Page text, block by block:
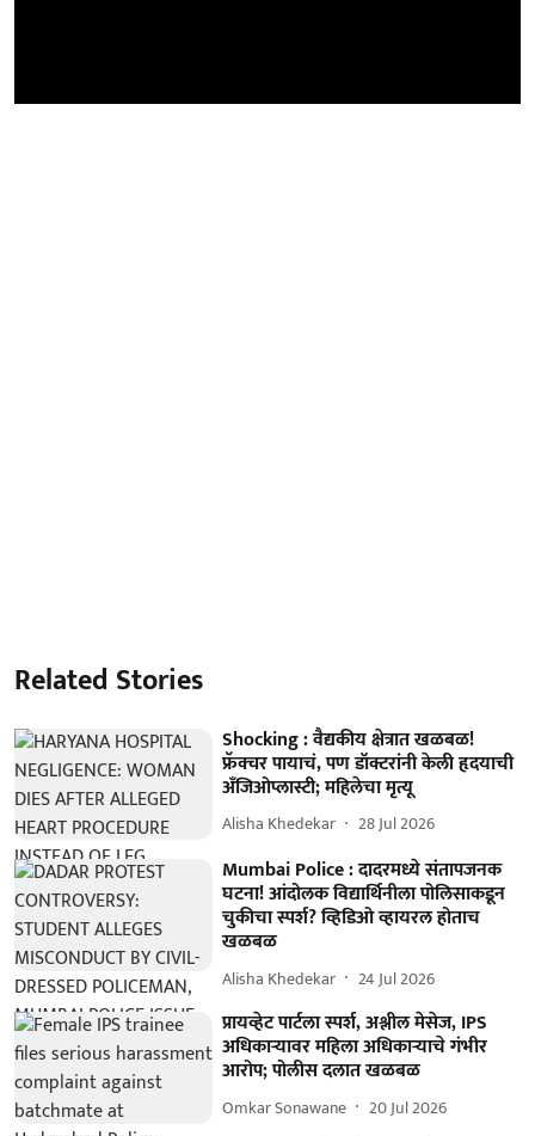
Related Stories
Shocking : वैद्यकीय क्षेत्रात खळबळ!
फ्रॅक्चर पायाचं, पण डॉक्टरांनी केली हृदयाची
अँजिओप्लास्टी; महिलेचा मृत्यू
Alisha Khedekar 28 Jul 2026
Mumbai Police : दादरमध्ये संतापजनक
घटना! आंदोलक विद्यार्थिनीला पोलिसाकडून
चुकीचा स्पर्श? व्हिडिओ व्हायरल होताच
खळबळ
Alisha Khedekar 24 Jul 2026
प्रायव्हेट पार्टला स्पर्श, अश्लील मेसेज, IPS
अधिकाऱ्यावर महिला अधिकाऱ्याचे गंभीर
आरोप; पोलीस दलात खळबळ
Omkar Sonawane 20 Jul 2026